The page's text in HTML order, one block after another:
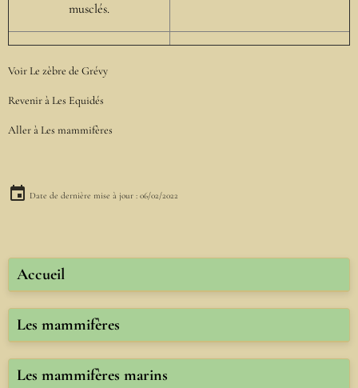
musclés.
Voir Le zèbre de Grévy
Revenir à Les Equidés
Aller à Les mammifères
Date de dernière mise à jour : 06/02/2022
Accueil
Les mammifères
Les mammifères marins